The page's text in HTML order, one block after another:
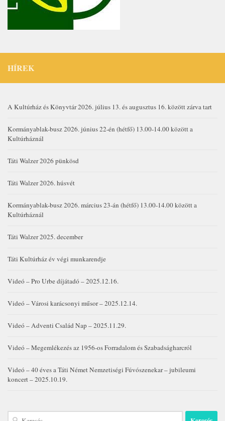
HÍREK
A Kultúrház és Könyvtár 2026. július 13. és augusztus 16. között zárva tart
Kormányablak-busz 2026. június 22-én (hétfő) 13.00-14.00 között a
Kultúrháznál
Táti Walzer 2026 pünkösd
Táti Walzer 2026. húsvét
Kormányablak-busz 2026. március 23-án (hétfő) 13.00-14.00 között a
Kultúrháznál
Táti Walzer 2025. december
Táti Kultúrház év végi munkarendje
Videó – Pro Urbe díjátadó – 2025.12.16.
Videó – Városi karácsonyi műsor – 2025.12.14.
Videó – Adventi Család Nap – 2025.11.29.
Videó – Megemlékezés az 1956-os Forradalom és Szabadságharcról
Videó – 40 éves a Táti Német Nemzetiségi Fúvószenekar – jubileumi
koncert – 2025.10.19.
Keresés: